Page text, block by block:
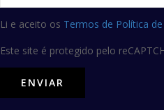
Li e aceito os Termos de Política
Este site é protegido pelo